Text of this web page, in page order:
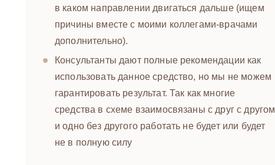
в каком направлении двигаться дальше (ищем
причины вместе с моими коллегами-врачами
дополнительно).
Консультанты дают полные рекомендации как
использовать данное средство, но мы не можем
гарантировать результат. Так как многие
средства в схеме взаимосвязаны с друг с другом
и одно без другого работать не будет или будет
не в полную силу